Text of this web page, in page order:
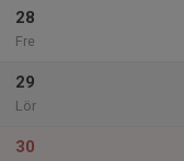
28
Fre
29
Lör
30